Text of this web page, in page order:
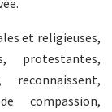
et religieuses,
protestantes,
compassion,